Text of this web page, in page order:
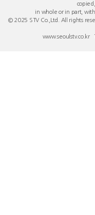
in whole or in part,
© 2025 STV Co.,Ltd. All rights